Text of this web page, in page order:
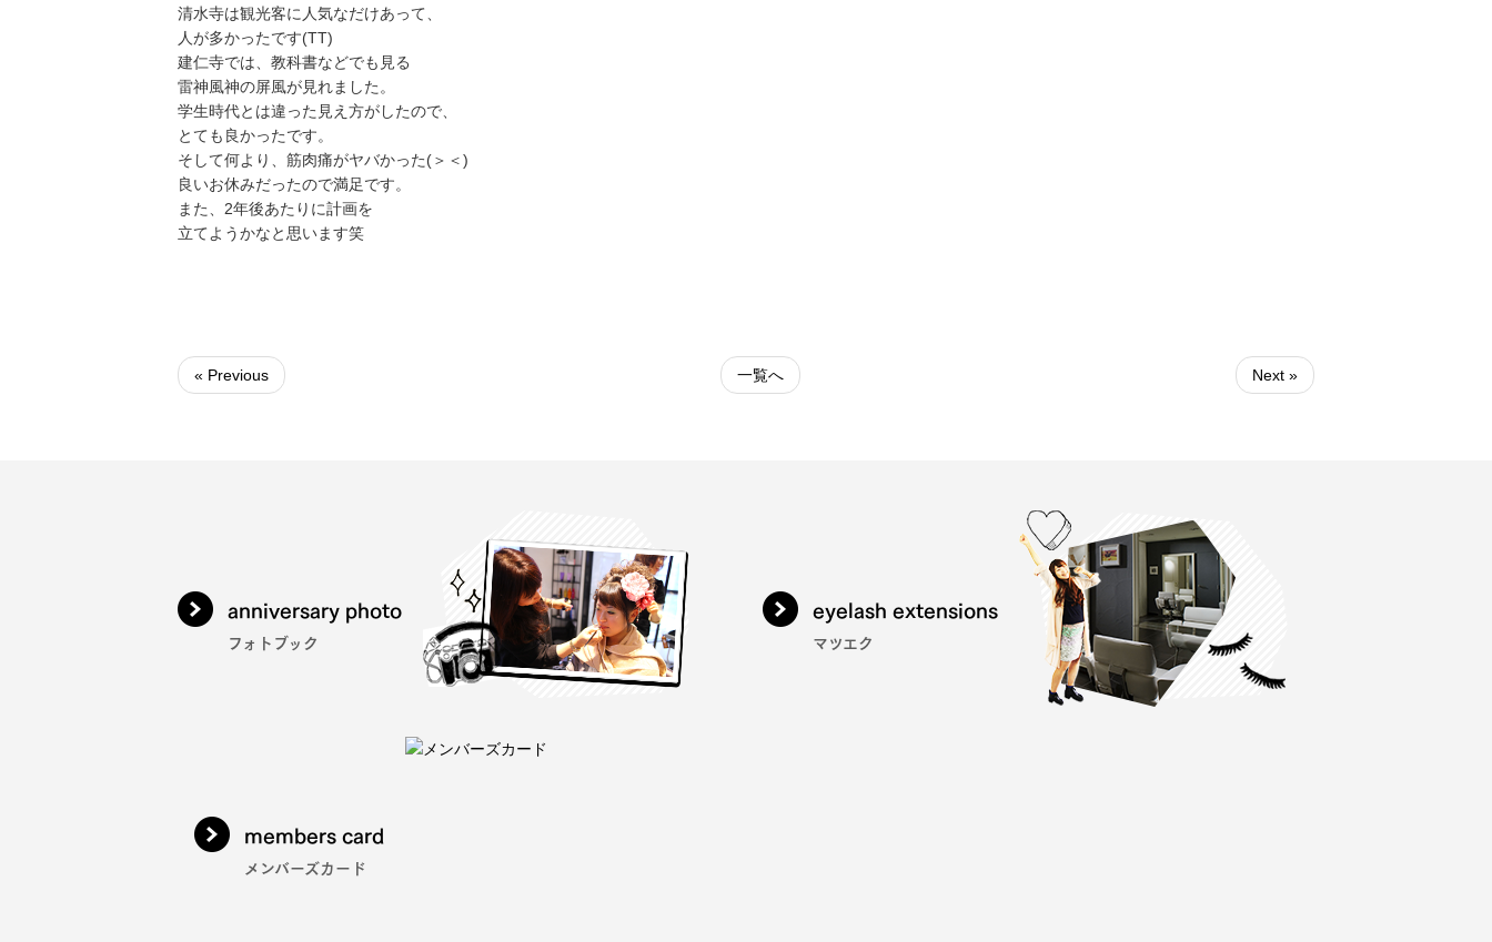
清水寺は観光客に人気なだけあって、
人が多かったです(TT)
建仁寺では、教科書などでも見る
雷神風神の屏風が見れました。
学生時代とは違った見え方がしたので、
とても良かったです。
そして何より、筋肉痛がヤバかった(＞＜)
良いお休みだったので満足です。
また、2年後あたりに計画を
立てようかなと思います笑
« Previous 一覧へ Next »
anniversary photo
フォトブック
eyelash extensions
マツエク
members card
メンバーズカード